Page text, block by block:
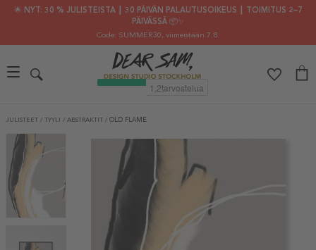
🌟 NYT: 30 % JULISTEISTA ┃ 30 PÄIVÄN PALAUTUSOIKEUS ┃ TOIMITUS 2–7
PÄIVÄSSÄ 📦✨
Code: SUMMER30, viimeistään 7.8.
JULISTEET / TYYLI / ABSTRAKTIT / OLD FLAME